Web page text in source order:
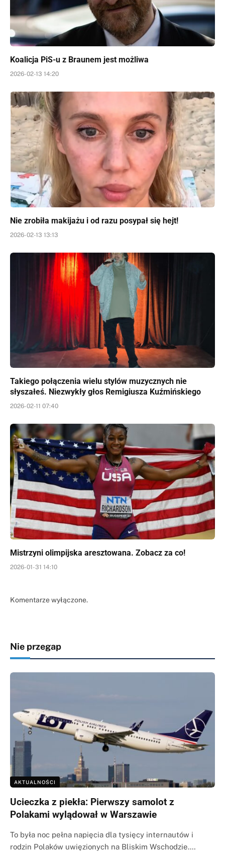
Koalicja PiS-u z Braunem jest możliwa
2026-02-13 14:20
Nie zrobiła makijażu i od razu posypał się hejt!
2026-02-13 13:13
Takiego połączenia wielu stylów muzycznych nie
słyszałeś. Niezwykły głos Remigiusza Kuźmińskiego
2026-02-11 07:40
Mistrzyni olimpijska aresztowana. Zobacz za co!
2026-01-31 14:10
Komentarze wyłączone.
Nie przegap
AKTUALNOŚCI
Ucieczka z piekła: Pierwszy samolot z
Polakami wylądował w Warszawie
To była noc pełna napięcia dla tysięcy internautów i
rodzin Polaków uwięzionych na Bliskim Wschodzie.…